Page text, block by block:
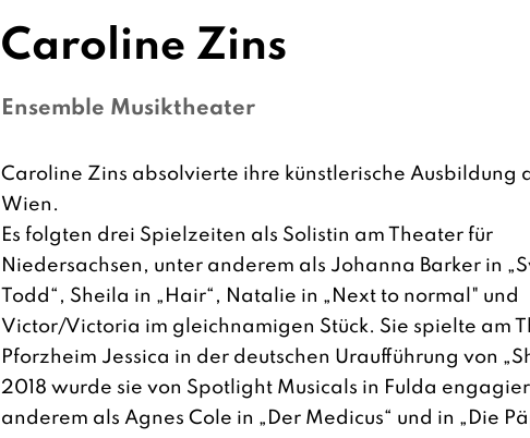
Caroline Zins
Ensemble Musiktheater
Caroline Zins absolvierte ihre künstlerische Ausbildung
Wien.
Es folgten drei Spielzeiten als Solistin am Theater für
Niedersachsen, unter anderem als Johanna Barker in
Todd“, Sheila in „Hair“, Natalie in „Next to normal" und
Victor/Victoria im gleichnamigen Stück. Sie spielte am
Pforzheim Jessica in der deutschen Uraufführung von
2018 wurde sie von Spotlight Musicals in Fulda
anderem als Agnes Cole in „Der Medicus“ und in „Die